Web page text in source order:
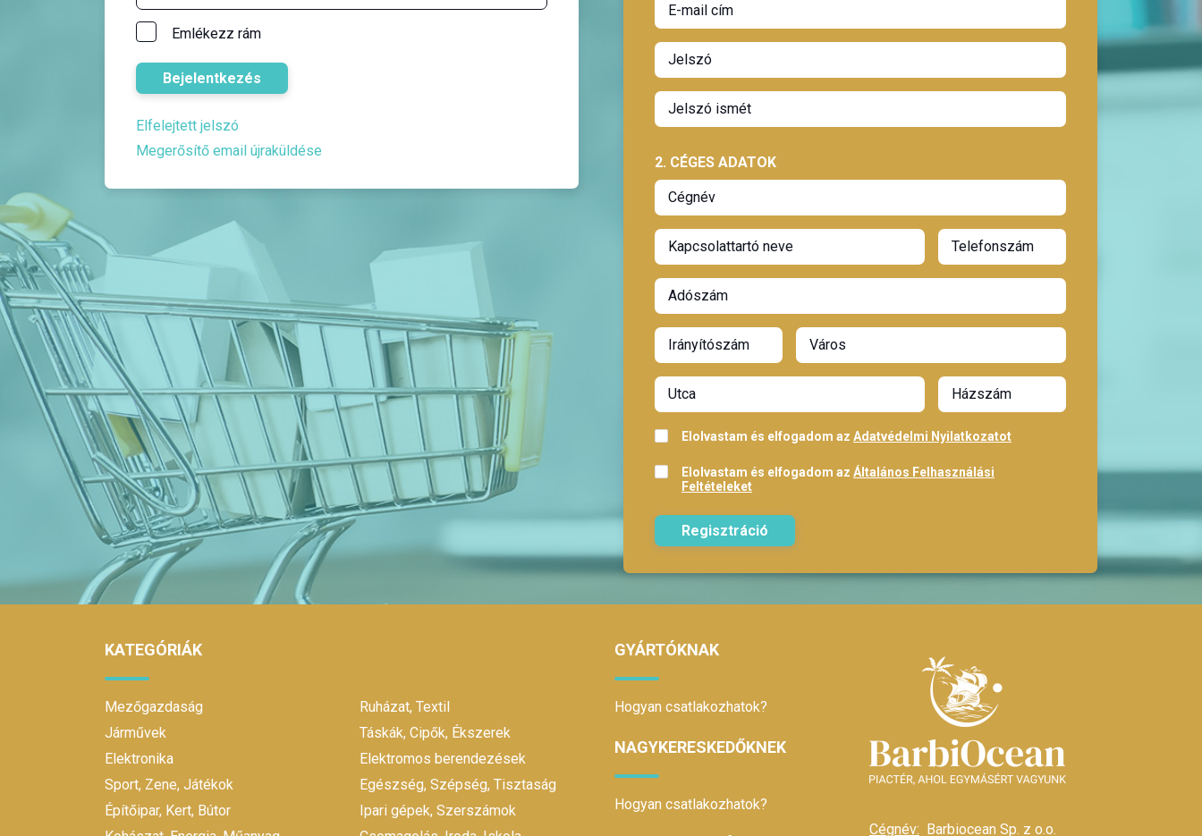
Emlékezz rám
Bejelentkezés
Elfelejtett jelszó
Megerősítő email újraküldése
2. CÉGES ADATOK
Elolvastam és elfogadom az Adatvédelmi Nyilatkozatot
Elolvastam és elfogadom az Általános Felhasználási
Feltételeket
Regisztráció
KATEGÓRIÁK
Mezőgazdaság
Járművek
Elektronika
Sport, Zene, Játékok
Építőipar, Kert, Bútor
Ruházat, Textil
Táskák, Cipők, Ékszerek
Elektromos berendezések
Egészség, Szépség, Tisztaság
Ipari gépek, Szerszámok
GYÁRTÓKNAK
Hogyan csatlakozhatok?
NAGYKERESKEDŐKNEK
Hogyan csatlakozhatok?
Cégnév: Barbiocean Sp. z o.o.